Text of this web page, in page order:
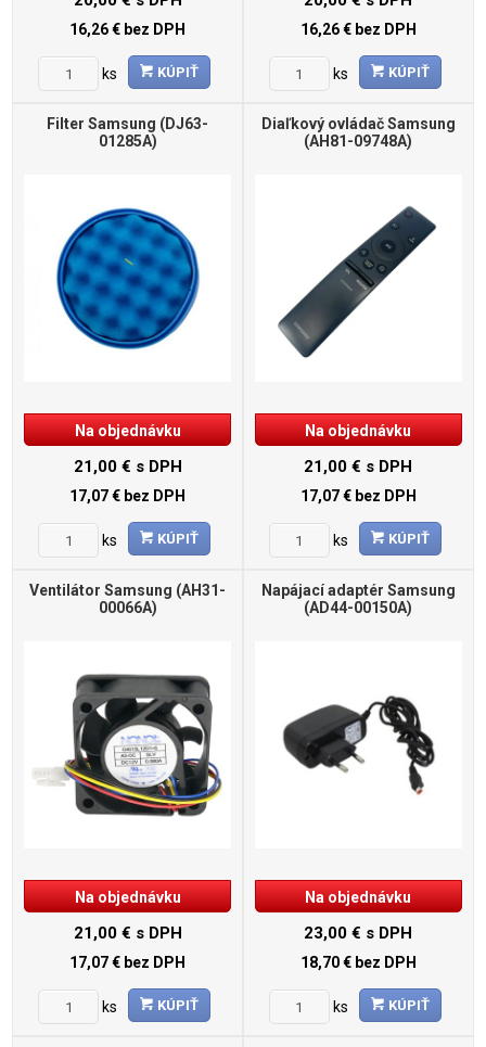
16,26 € bez DPH
ks KÚPIŤ
16,26 € bez DPH
ks KÚPIŤ
Filter Samsung (DJ63-
01285A)
Na objednávku
21,00 € s DPH
17,07 € bez DPH
ks KÚPIŤ
Diaľkový ovládač Samsung
(AH81-09748A)
Na objednávku
21,00 € s DPH
17,07 € bez DPH
ks KÚPIŤ
Ventilátor Samsung (AH31-
00066A)
Na objednávku
21,00 € s DPH
17,07 € bez DPH
ks KÚPIŤ
Napájací adaptér Samsung
(AD44-00150A)
Na objednávku
23,00 € s DPH
18,70 € bez DPH
ks KÚPIŤ